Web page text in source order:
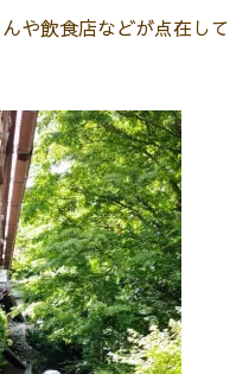
や飲食店などが点在して